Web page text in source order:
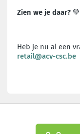
Zien we je daar? 💚
Heb je nu al een
retail@acv-csc.be